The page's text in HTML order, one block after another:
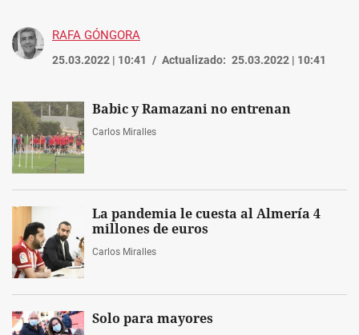
RAFA GÓNGORA
25.03.2022 | 10:41 Actualizado: 25.03.2022 | 10:41
Babic y Ramazani no entrenan
Carlos Miralles
La pandemia le cuesta al Almería 4
millones de euros
Carlos Miralles
Solo para mayores